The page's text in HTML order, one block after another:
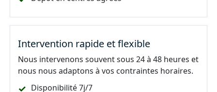
Intervention rapide et flexible
Nous intervenons souvent sous 24 à 48 heures et
nous nous adaptons à vos contraintes horaires.
Disponibilité 7j/7